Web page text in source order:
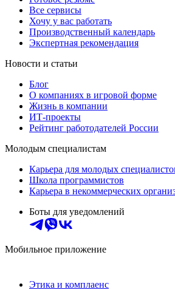
Все сервисы
Хочу у вас работать
Производственный календарь
Экспертная рекомендация
Новости и статьи
Блог
О компаниях в игровой форме
Жизнь в компании
ИТ-проекты
Рейтинг работодателей России
Молодым специалистам
Карьера для молодых
Школа программистов
Карьера в некоммерческих
Боты для уведомлений
Мобильное приложение
Этика и комплаенс